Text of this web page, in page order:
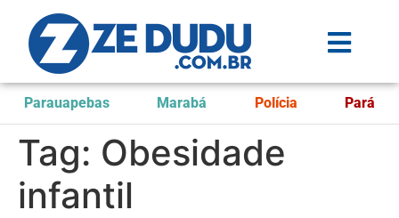
Parauapebas Marabá Polícia Pará
Tag: Obesidade
infantil